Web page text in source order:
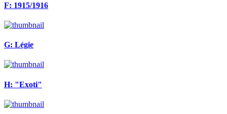
F: 1915/1916
G: Légie
H: "Exoti"